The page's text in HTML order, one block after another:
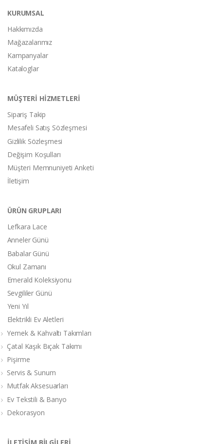
KURUMSAL
Hakkımızda
Mağazalarımız
Kampanyalar
Kataloglar
MÜŞTERİ HİZMETLERİ
Sipariş Takip
Mesafeli Satış Sözleşmesi
Gizlilik Sözleşmesi
Değişim Koşulları
Müşteri Memnuniyeti Anketi
İletişim
ÜRÜN GRUPLARI
Lefkara Lace
Anneler Günü
Babalar Günü
Okul Zamanı
Emerald Koleksiyonu
Sevgililer Günü
Yeni Yıl
Elektrikli Ev Aletleri
Yemek & Kahvaltı Takımları
Çatal Kaşık Bıçak Takımı
Pişirme
Servis & Sunum
Mutfak Aksesuarları
Ev Tekstili & Banyo
Dekorasyon